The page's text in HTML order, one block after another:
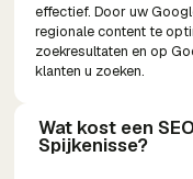
effectief. Door uw
regionale content te
zoekresultaten en op
klanten u zoeken.
Wat kost een
Spijkenisse?